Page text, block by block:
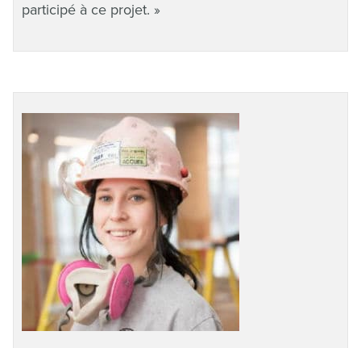
participé à ce projet. »